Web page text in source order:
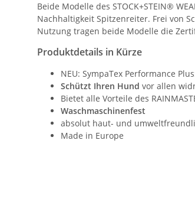
Beide Modelle des STOCK+STEIN®
Nachhaltigkeit Spitzenreiter. Frei von
Nutzung tragen beide Modelle die
Produktdetails in Kürze
NEU: SympaTex Performance
Schützt Ihren Hund vor allen
Bietet alle Vorteile des
Waschmaschinenfest
absolut haut- und
Made in Europe